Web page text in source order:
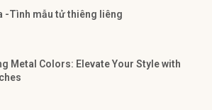
-Tình mẫu tử thiêng liêng
Metal Colors: Elevate Your Style with